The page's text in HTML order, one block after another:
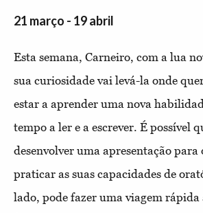
21 março - 19 abril
Esta semana, Carneiro, com a lua
sua curiosidade vai levá-la onde
estar a aprender uma nova
tempo a ler e a escrever. É possível
desenvolver uma apresentação
praticar as suas capacidades de
lado, pode fazer uma viagem